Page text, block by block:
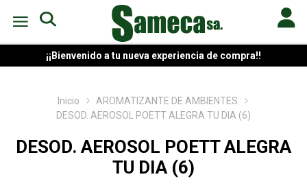
¡¡Bienvenido a tu nueva experiencia de compra!!
Inicio
AROMATIZANTE DE AMBIENTES
DESOD. AEROSOL POETT ALEGRA TU DIA (6)
DESOD. AEROSOL POETT ALEGRA
TU DIA (6)